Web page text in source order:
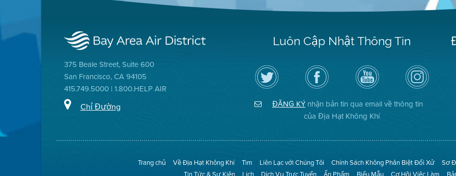
375 Beale Street, Suite 600
San Francisco, CA 94105
415.749.5000 | 1.800.HELP AIR
Chỉ Đường
Luôn Cập Nhật Thông Tin
Hãy
theo
dõi
Địa
Không
Truy
cập
Trang
Facebook
Địa
Hạt
Kênh
YouTube
của
Địa
Không
Air
District
on
Instagram
ĐĂNG KÝnhận bản tin qua email về thông tin
của Địa Hạt Không Khí
Trang chủ Về Địa Hạt Không Khí Tìm Liên Lạc với Chúng Tôi Chính Sách Không Phân Biệt Đối Xử
Sơ